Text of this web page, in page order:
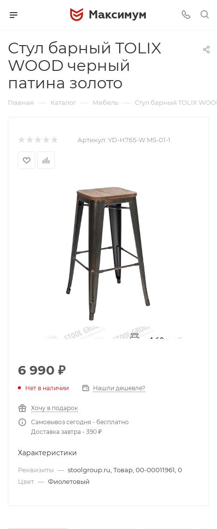
Стул барный TOLIX
WOOD черный
патина золото
Главная — Каталог — Мебель — Стул барный TOLIX
Артикул: YD-H765-W MS-01-1
6 990 ₽
Нет в наличии Нашли дешевле?
Хочу в подарок
Самовывоз сегодня - бесплатно
Доставка завтра - 390 ₽
Характеристики
Реквизиты — stoolgroup.ru, Товар, 00-00011961, 0
Цвет — Фиолетовый